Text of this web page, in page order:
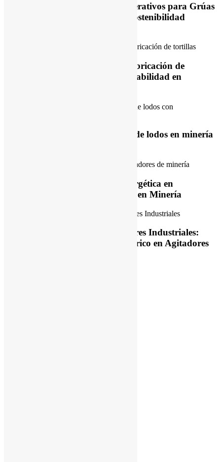
Variadores de Frecuencia Regenerativos para Grúas
Viajeras: Eficiencia, Control y Sostenibilidad
Variadores de frecuencia para fabricación de
tortillas: eficiencia, control y rentabilidad en
Eficiencia energética en bombas de lodos en minería
Cómo Mejorar la Eficiencia Energética en
Quebradoras y Transportadores en Minería
Eficiencia Energética en Agitadores Industriales:
Cómo Reducir el Consumo Eléctrico en Agitadores